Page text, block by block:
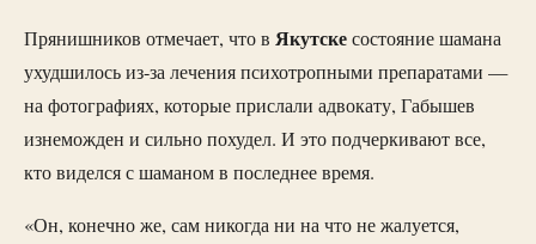
Прянишников отмечает, что в Якутскесостояние шамана
ухудшилось из-за лечения психотропными препаратами —
на фотографиях, которые прислали адвокату, Габышев
изнеможден и сильно похудел. И это подчеркивают все,
кто виделся с шаманом в последнее время.
«Он, конечно же, сам никогда ни на что не жалуется,